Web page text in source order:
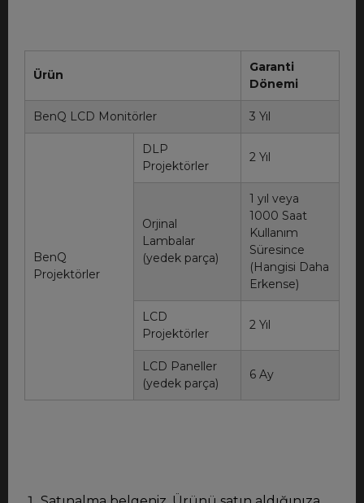
Ürün
Garanti
Dönemi
BenQ LCD Monitörler 3 Yıl
BenQ
Projektörler
DLP
Projektörler
2 Yıl
Orjinal
Lambalar
(yedek parça)
1 yıl veya
1000 Saat
Kullanım
Süresince
(Hangisi Daha
Erkense)
LCD
Projektörler
2 Yıl
LCD Paneller
(yedek parça)
6 Ay